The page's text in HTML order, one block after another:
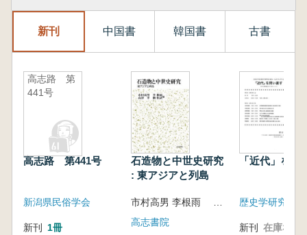
新刊 中国書 韓国書 古書
高志路 第
441号
高志路 第441号
新潟県民俗学会
新刊 1冊
石造物と中世史研究
: 東アジアと列島
高志書院
「近代」を問
歴史学研究会
新刊 在庫なし